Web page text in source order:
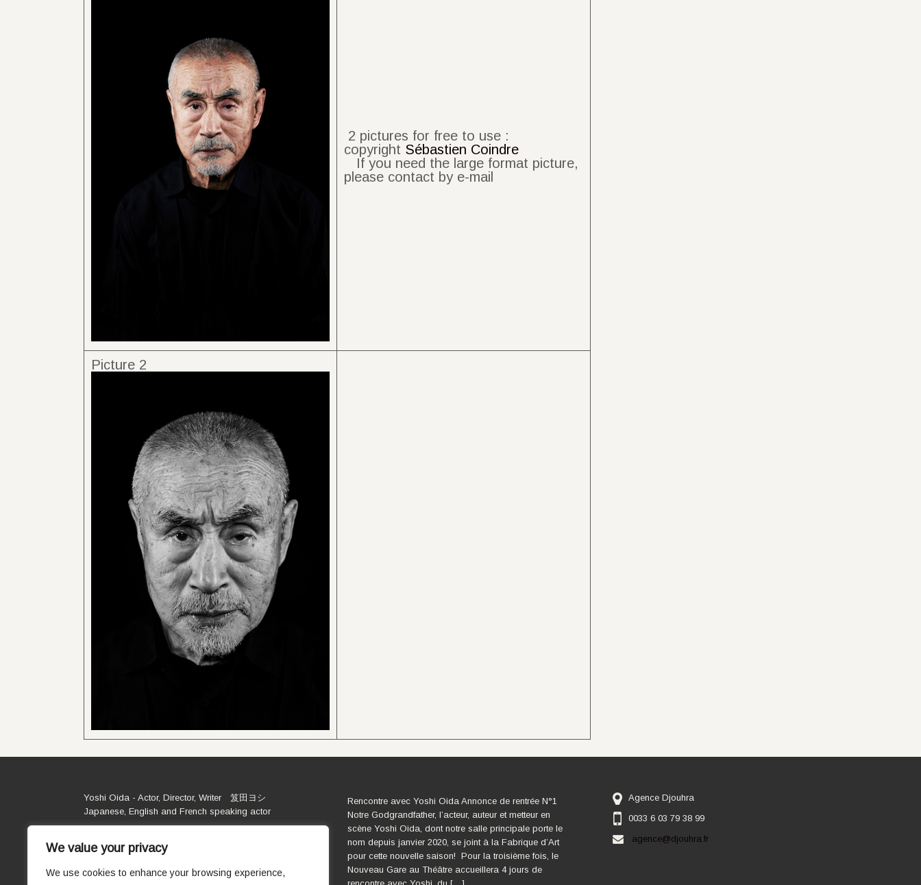
We value your privacy
We use cookies to enhance your browsing experience,
2 pictures for free to use :
copyright Sébastien Coindre
If you need the large format picture,
please contact by e-mail
Picture 2
Yoshi Oida - Actor, Director, Writer 笈田ヨシ
Japanese, English and French speaking actor
Rencontre avec Yoshi Oida Annonce de rentrée N°1
Notre Godgrandfather, l’acteur, auteur et metteur en
scène Yoshi Oida, dont notre salle principale porte le
nom depuis janvier 2020, se joint à la Fabrique d’Art
pour cette nouvelle saison! Pour la troisième fois, le
Nouveau Gare au Théâtre accueillera 4 jours de
Agence Djouhra
0033 6 03 79 38 99
agence@djouhra.fr